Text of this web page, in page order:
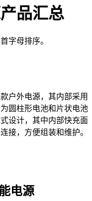
品汇总
字母排序。
户外电源，其内部采用
圆柱形电池和片状电池
设计，其中内部快充面
接，方便组装和维护。
电源